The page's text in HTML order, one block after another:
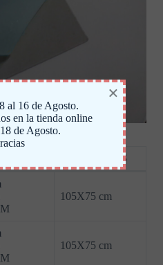
MEDIDAS
105X75 cm
105X75 cm
al 16 de Agosto.
en la tienda online
de Agosto.
×